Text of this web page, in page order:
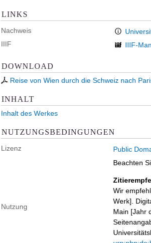
LINKS
Nachweis
IIIF
IIIF-
DOWNLOAD
Reise von Wien durch die Schweiz nach
INHALT
Inhalt des Werkes
NUTZUNGSBEDINGUNGEN
Lizenz Public
Nutzung
Beachten
Wir
Werk].
Main [Jahr